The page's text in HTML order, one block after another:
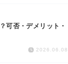
可否・デメリット・
2026.06.08